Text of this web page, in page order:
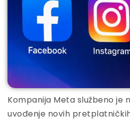
Kompanija Meta službeno je
uvođenje novih